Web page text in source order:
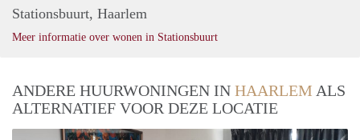
Stationsbuurt, Haarlem
Meer informatie over wonen in Stationsbuurt
ANDERE HUURWONINGEN IN HAARLEM ALS
ALTERNATIEF VOOR DEZE LOCATIE